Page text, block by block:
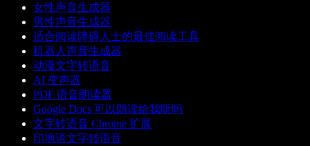
女性声音生成器
男性声音生成器
适合阅读障碍人士的最佳阅读工具
机器人声音生成器
动漫文字转语音
AI 变声器
PDF 语音朗读器
Google Docs 可以朗读给我听吗
文字转语音 Chrome 扩展
印地语文字转语音